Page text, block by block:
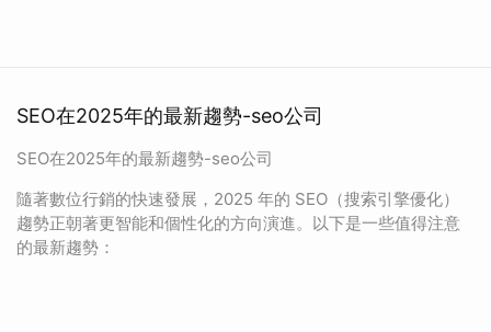
SEO在2025年的最新趨勢-seo公司
SEO在2025年的最新趨勢-seo公司
隨著數位行銷的快速發展，2025 年的 SEO（搜索引擎優化）
趨勢正朝著更智能和個性化的方向演進。以下是一些值得注意
的最新趨勢：